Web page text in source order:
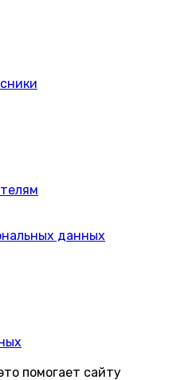
данных
помогает сайту